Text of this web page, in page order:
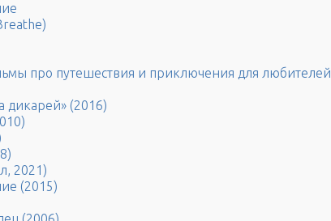
про путешествия и приключения для любителей
дикарей» (2016)
2021)
(2015)